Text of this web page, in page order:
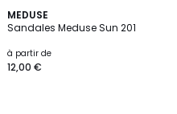
MEDUSE
Sandales Meduse Sun 201
à partir de
12,00 €
3
/
2
Couleurs